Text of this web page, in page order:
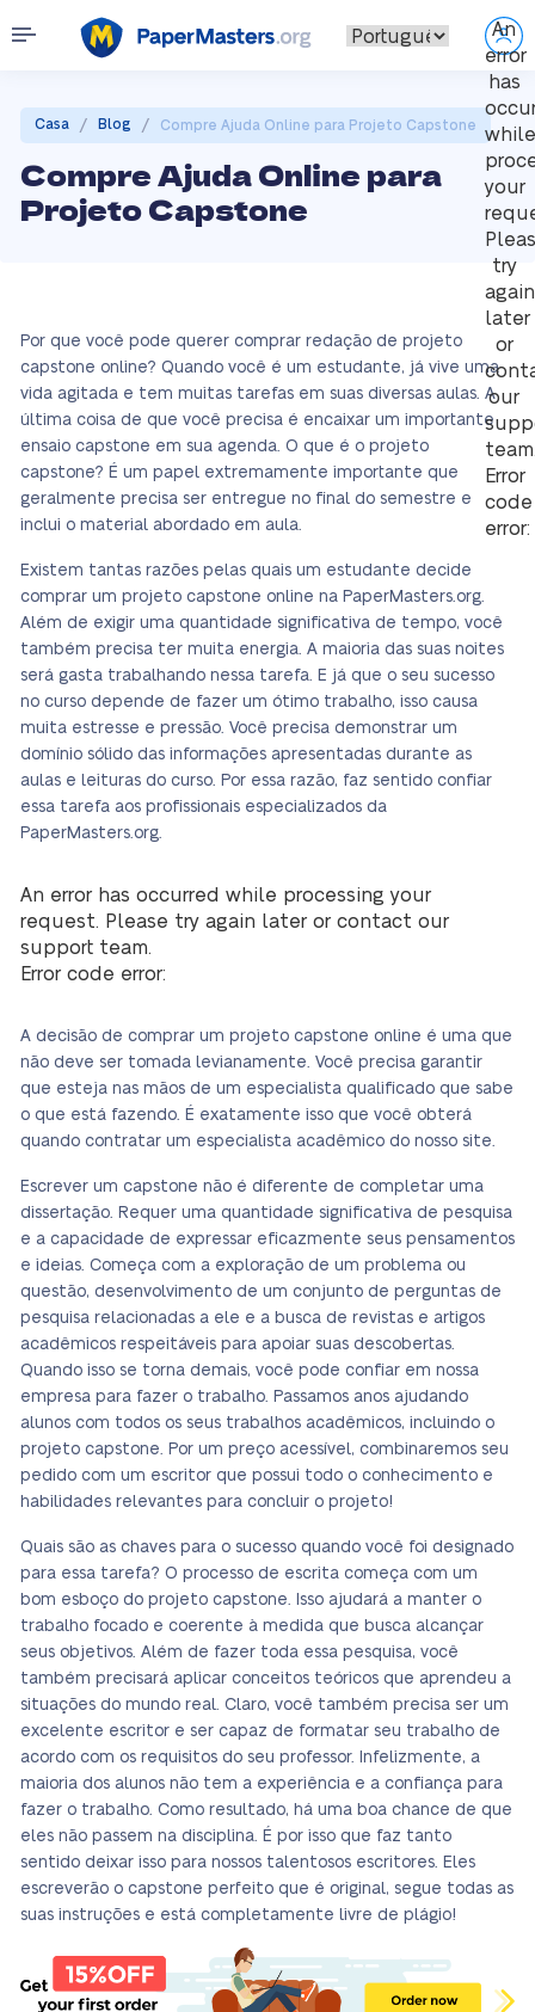
An
error
has
while
your
try
again
later
or
our
Error
code
error:
Casa / Blog / Compre Ajuda Online para Projeto Capstone
Compre Ajuda Online para
Projeto Capstone
Por que você pode querer comprar redação de projeto
capstone online? Quando você é um estudante, já vive uma
vida agitada e tem muitas tarefas em suas diversas aulas. A
última coisa de que você precisa é encaixar um importante
ensaio capstone em sua agenda. O que é o projeto
capstone? É um papel extremamente importante que
geralmente precisa ser entregue no final do semestre e
inclui o material abordado em aula.
Existem tantas razões pelas quais um estudante decide
comprar um projeto capstone online na PaperMasters.org.
Além de exigir uma quantidade significativa de tempo, você
também precisa ter muita energia. A maioria das suas noites
será gasta trabalhando nessa tarefa. E já que o seu sucesso
no curso depende de fazer um ótimo trabalho, isso causa
muita estresse e pressão. Você precisa demonstrar um
domínio sólido das informações apresentadas durante as
aulas e leituras do curso. Por essa razão, faz sentido confiar
essa tarefa aos profissionais especializados da
PaperMasters.org.
An error has occurred while processing your
request. Please try again later or contact our
support team.
Error code error:
A decisão de comprar um projeto capstone online é uma que
não deve ser tomada levianamente. Você precisa garantir
que esteja nas mãos de um especialista qualificado que sabe
o que está fazendo. É exatamente isso que você obterá
quando contratar um especialista acadêmico do nosso site.
Escrever um capstone não é diferente de completar uma
dissertação. Requer uma quantidade significativa de pesquisa
e a capacidade de expressar eficazmente seus pensamentos
e ideias. Começa com a exploração de um problema ou
questão, desenvolvimento de um conjunto de perguntas de
pesquisa relacionadas a ele e a busca de revistas e artigos
acadêmicos respeitáveis para apoiar suas descobertas.
Quando isso se torna demais, você pode confiar em nossa
empresa para fazer o trabalho. Passamos anos ajudando
alunos com todos os seus trabalhos acadêmicos, incluindo o
projeto capstone. Por um preço acessível, combinaremos seu
pedido com um escritor que possui todo o conhecimento e
habilidades relevantes para concluir o projeto!
Quais são as chaves para o sucesso quando você foi designado
para essa tarefa? O processo de escrita começa com um
bom esboço do projeto capstone. Isso ajudará a manter o
trabalho focado e coerente à medida que busca alcançar
seus objetivos. Além de fazer toda essa pesquisa, você
também precisará aplicar conceitos teóricos que aprendeu a
situações do mundo real. Claro, você também precisa ser um
excelente escritor e ser capaz de formatar seu trabalho de
acordo com os requisitos do seu professor. Infelizmente, a
maioria dos alunos não tem a experiência e a confiança para
fazer o trabalho. Como resultado, há uma boa chance de que
eles não passem na disciplina. É por isso que faz tanto
sentido deixar isso para nossos talentosos escritores. Eles
escreverão o capstone perfeito que é original, segue todas as
suas instruções e está completamente livre de plágio!